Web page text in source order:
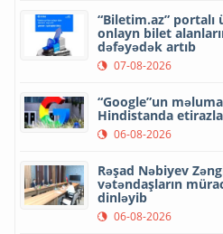
“Biletim.az” portalı
onlayn bilet
dəfəyədək artıb
07-08-2026
“Google”un
Hindistanda
06-08-2026
Rəşad Nəbiyev
vətəndaşların
dinləyib
06-08-2026